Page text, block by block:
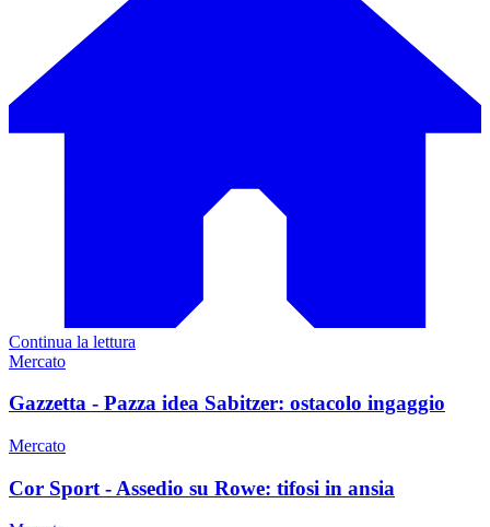
Continua la lettura
Mercato
Gazzetta - Pazza idea Sabitzer: ostacolo ingaggio
Mercato
Cor Sport - Assedio su Rowe: tifosi in ansia